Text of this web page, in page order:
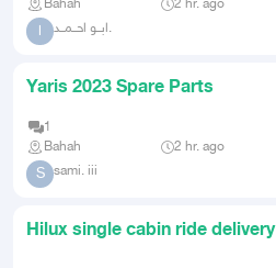
Bahah 2 hr. ago
ا ابــو احــمــد.
Yaris 2023 Spare Parts
1
Bahah
2 hr. ago
S sami. iii
Hilux single cabin ride delivery